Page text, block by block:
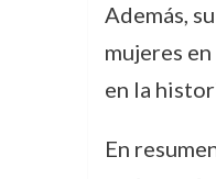
Además,
mujeres
en la
En